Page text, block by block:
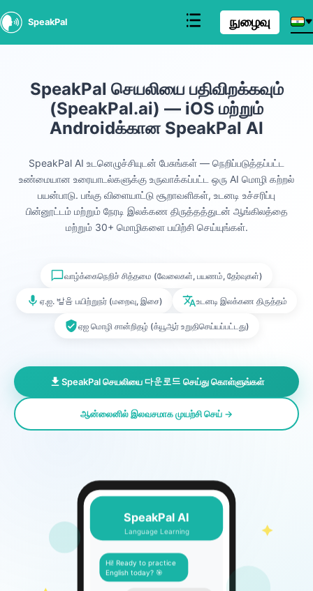
SpeakPal நுழைவு
SpeakPal செயலியை பதிவிறக்கவும்
(SpeakPal.ai) — iOS மற்றும்
Androidக்கான SpeakPal AI
SpeakPal AI உடனெழுச்சியுடன் பேசுங்கள் — நெறிப்படுத்தப்பட்ட
உண்மையான உரையாடல்களுக்கு உருவாக்கப்பட்ட ஒரு AI மொழி கற்றல்
பயன்பாடு. பங்கு விளையாட்டு சூறாவளிகள், உடனடி உச்சரிப்பு
பின்னூட்டம் மற்றும் நேரடி இலக்கண திருத்தத்துடன் ஆங்கிலத்தை
மற்றும் 30+ மொழிகளை பயிற்சி செய்யுங்கள்.
வாழ்க்கைநெறிச் சித்தமை (வேலைகள், பயணம், தேர்வுகள்)
ஏ.ஐ. 발음 பயிற்றுநர் (மறைவு, இசை) உடனடி இலக்கண திருத்தம்
ஏஐ மொழி சான்றிதழ் (க்யூஆர் உறுதிசெய்யப்பட்டது)
SpeakPal செயலியை 다운로드 செய்து கொள்ளுங்கள்
ஆன்லைனில் இலவசமாக முயற்சி செய் →
SpeakPal AI
Language Learning
Hi! Ready to practice
English today? 🎯